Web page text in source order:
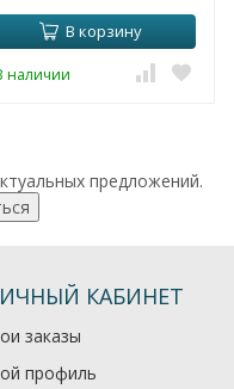
В корзину
наличии
предложений.
КАБИНЕТ
заказы
профиль